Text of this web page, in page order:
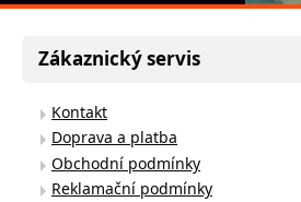
Zákaznický servis
Kontakt
Doprava a platba
Obchodní podmínky
Reklamační podmínky